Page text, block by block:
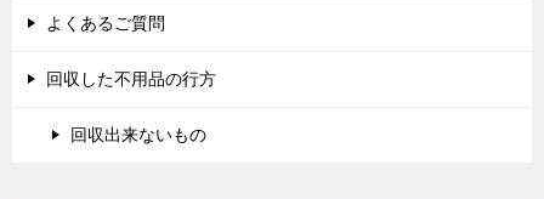
よくあるご質問
回収した不用品の行方
回収出来ないもの